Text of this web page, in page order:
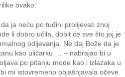
ovako:
ja neću po tuđini prolijevati znoj
li dobro učila, dobit će sve što joj je
odijevanja. Ne daj Bože da je
kao uličarku … – nabrajao bi u
po pitanju mode kao i izlazaka u
mi istovremeno objašnjavala očeve